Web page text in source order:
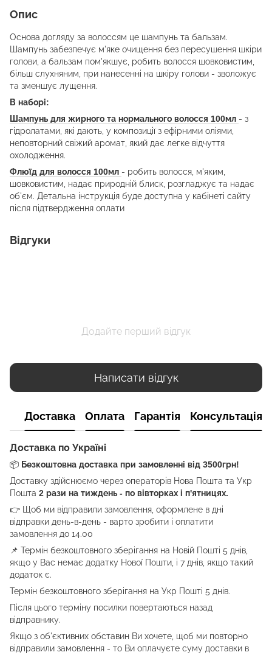
Опис
Основа догляду за волоссям це шампунь та бальзам.
Шампунь забезпечує м'яке очищення без пересушення шкіри
голови, а бальзам пом'якшує, робить волосся шовковистим,
більш слухняним, при нанесенні на шкіру голови - зволожує
та зменшує лущення.
В наборі:
Шампунь для жирного та нормального волосся 100мл - з
гідролатами, які дають, у композиції з ефірними оліями,
неповторний свіжий аромат, який дає легке відчуття
охолодження.
Флюїд для волосся 100мл - робить волосся, м'яким,
шовковистим, надає природній блиск, розгладжує та надає
об'єм. Детальна інструкція буде доступна у кабінеті сайту
після підтвердження оплати
Відгуки
Додайте перший відгук
Написати відгук
Доставка Оплата Гарантія Консультація
Доставка по Україні
📦 Безкоштовна доставка при замовленні від 3500грн!
Доставку здійснюємо через операторів Нова Пошта та Укр
Пошта 2 рази на тиждень - по вівторках і п'ятницях.
👉 Щоб ми відправили замовлення, оформлене в дні
відправки день-в-день - варто зробити і оплатити
замовлення до 14.00
📌 Термін безкоштовного зберігання на Новій Пошті 5 днів,
якщо у Вас немає додатку Нової Пошти, і 7 днів, якщо такий
додаток є.
Термін безкоштовного зберігання на Укр Пошті 5 днів.
Після цього терміну посилки повертаються назад
відправнику.
Якщо з об'єктивних обставин Ви хочете, щоб ми повторно
відправили замовлення - то Ви оплачуєте суму доставки в